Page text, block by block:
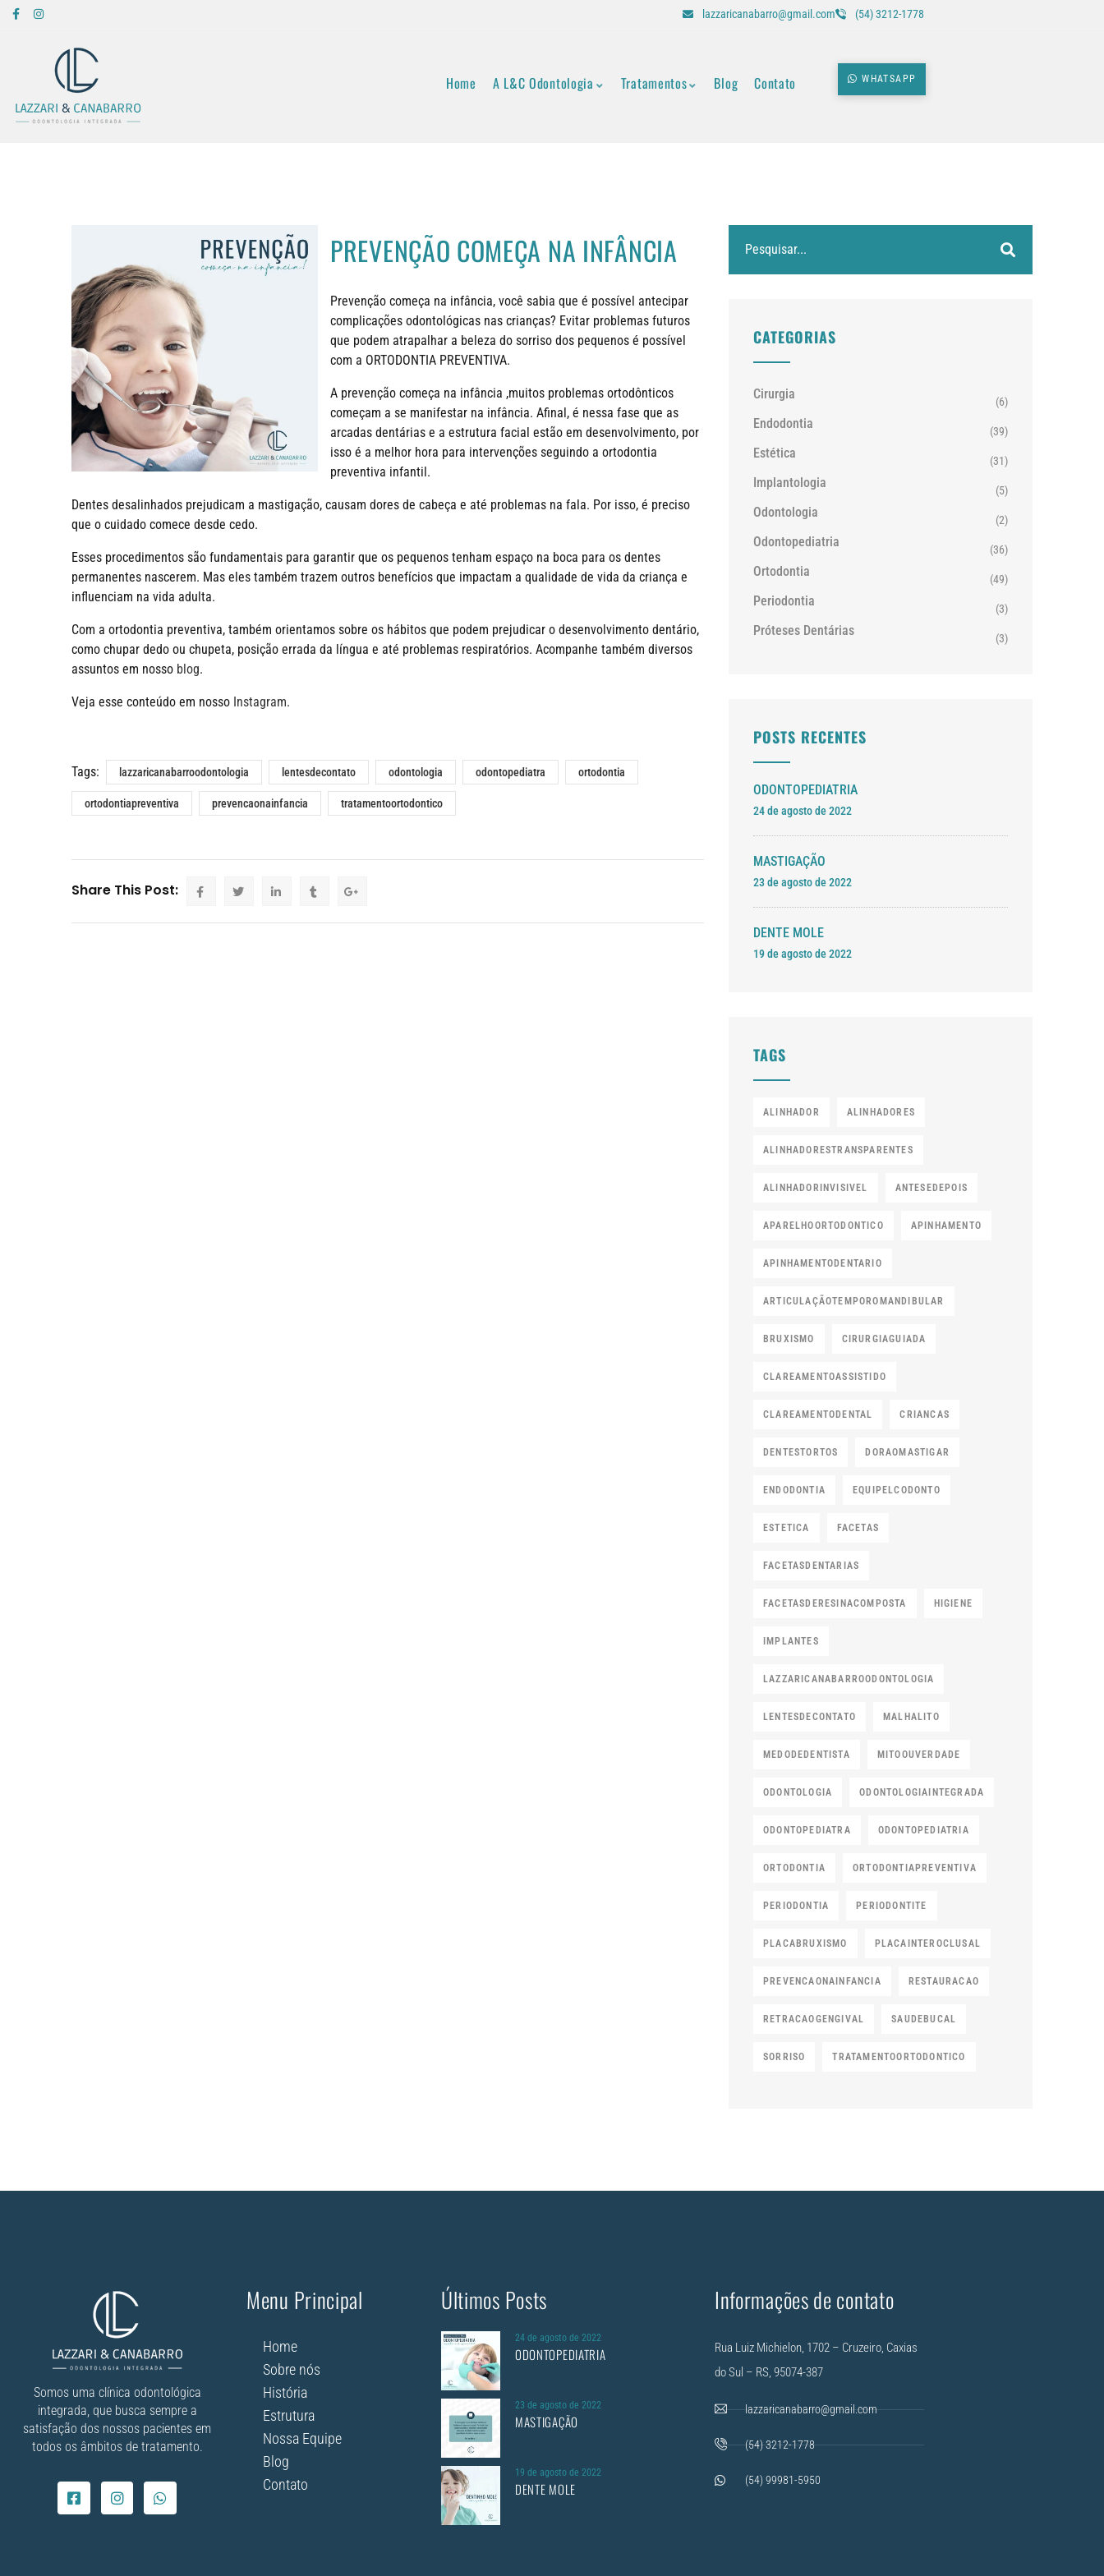
lazzaricanabarro@gmail.com (54) 3212-1778
Home A L&C Odontologia Tratamentos Blog Contato WHATSAPP
PREVENÇÃO COMEÇA NA INFÂNCIA
Prevenção começa na infância, você sabia que é possível antecipar
complicações odontológicas nas crianças? Evitar problemas futuros
que podem atrapalhar a beleza do sorriso dos pequenos é possível
com a ORTODONTIA PREVENTIVA.
A prevenção começa na infância ,muitos problemas ortodônticos
começam a se manifestar na infância. Afinal, é nessa fase que as
arcadas dentárias e a estrutura facial estão em desenvolvimento, por
isso é a melhor hora para intervenções seguindo a ortodontia
preventiva infantil.
Dentes desalinhados prejudicam a mastigação, causam dores de cabeça e até problemas na fala. Por isso, é preciso
que o cuidado comece desde cedo.
Esses procedimentos são fundamentais para garantir que os pequenos tenham espaço na boca para os dentes
permanentes nascerem. Mas eles também trazem outros benefícios que impactam a qualidade de vida da criança e
influenciam na vida adulta.
Com a ortodontia preventiva, também orientamos sobre os hábitos que podem prejudicar o desenvolvimento dentário,
como chupar dedo ou chupeta, posição errada da língua e até problemas respiratórios. Acompanhe também diversos
assuntos em nosso blog.
Veja esse conteúdo em nosso Instagram.
Tags: lazzaricanabarroodontologia lentesdecontato odontologia odontopediatra ortodontia
ortodontiapreventiva prevencaonainfancia tratamentoortodontico
Share This Post:
CATEGORIAS
Cirurgia (6)
Endodontia (39)
Estética (31)
Implantologia (5)
Odontologia (2)
Odontopediatria (36)
Ortodontia (49)
Periodontia (3)
Próteses Dentárias (3)
POSTS RECENTES
ODONTOPEDIATRIA
24 de agosto de 2022
MASTIGAÇÃO
23 de agosto de 2022
DENTE MOLE
19 de agosto de 2022
TAGS
ALINHADOR ALINHADORES
ALINHADORESTRANSPARENTES
ALINHADORINVISIVEL ANTESEDEPOIS
APARELHOORTODONTICO APINHAMENTO
APINHAMENTODENTARIO
ARTICULAÇÃOTEMPOROMANDIBULAR
BRUXISMO CIRURGIAGUIADA
CLAREAMENTOASSISTIDO
CLAREAMENTODENTAL CRIANCAS
DENTESTORTOS DORAOMASTIGAR
ENDODONTIA EQUIPELCODONTO
ESTETICA FACETAS
FACETASDENTARIAS
FACETASDERESINACOMPOSTA HIGIENE
IMPLANTES
LAZZARICANABARROODONTOLOGIA
LENTESDECONTATO MALHALITO
MEDODEDENTISTA MITOOUVERDADE
ODONTOLOGIA ODONTOLOGIAINTEGRADA
ODONTOPEDIATRA ODONTOPEDIATRIA
ORTODONTIA ORTODONTIAPREVENTIVA
PERIODONTIA PERIODONTITE
PLACABRUXISMO PLACAINTEROCLUSAL
PREVENCAONAINFANCIA RESTAURACAO
RETRACAOGENGIVAL SAUDEBUCAL
SORRISO TRATAMENTOORTODONTICO
Somos uma clínica odontológica
integrada, que busca sempre a
satisfação dos nossos pacientes em
todos os âmbitos de tratamento.
Menu Principal
Home
Sobre nós
História
Estrutura
Nossa Equipe
Blog
Contato
Últimos Posts
24 de agosto de 2022
ODONTOPEDIATRIA
23 de agosto de 2022
MASTIGAÇÃO
19 de agosto de 2022
DENTE MOLE
Informações de contato
Rua Luiz Michielon, 1702 – Cruzeiro, Caxias
do Sul – RS, 95074-387
lazzaricanabarro@gmail.com
(54) 3212-1778
(54) 99981-5950